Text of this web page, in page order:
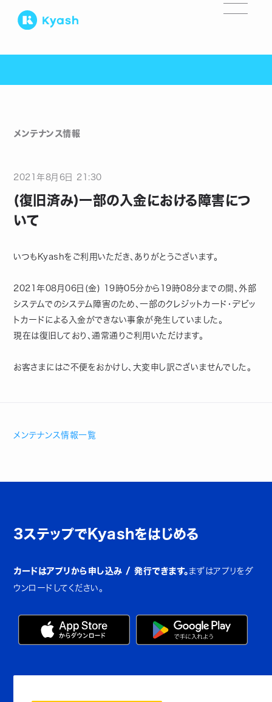
メンテナンス情報
2021年8月 6日 21:30
(復旧済み)一部の入金における障害につ
いて
いつもKyashをご利用いただき、ありがとうございます。
2021年08月06日(金) 19時05分から19時08分までの間、外部
システムでのシステム障害のため、一部のクレジットカード・デビッ
トカードによる入金ができない事象が発生していました。
現在は復旧しており、通常通りご利用いただけます。
お客さまにはご不便をおかけし、大変申し訳ございませんでした。
メンテナンス情報一覧
3ステップでKyashをはじめる
カードはアプリから申し込み / 発行できます。 まずはアプリをダ
ウンロードしてください。